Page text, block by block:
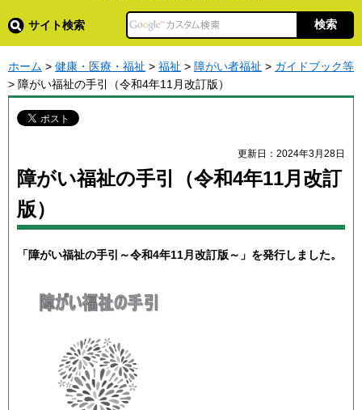
サイト検索
ホーム > 健康・医療・福祉 > 福祉 > 障がい者福祉 > ガイドブック等
> 障がい福祉の手引（令和4年11月改訂版）
更新日：2024年3月28日
障がい福祉の手引（令和4年11月改訂
版）
「障がい福祉の手引～令和4年11月改訂版～」を発行しました。